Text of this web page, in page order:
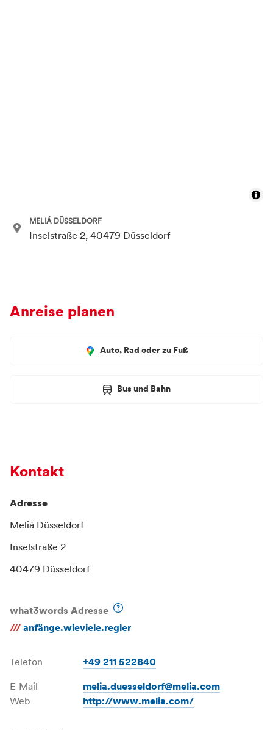
MELIÁ DÜSSELDORF
Inselstraße 2, 40479 Düsseldorf
Anreise planen
Auto, Rad oder zu Fuß
Bus und Bahn
Kontakt
Adresse
Meliá Düsseldorf
Inselstraße 2
40479 Düsseldorf
what3words Adresse
/// anfänge.wieviele.regler
Telefon +49 211 522840
E-Mail
melia.duesseldorf@melia.com
Web
http://www.melia.com/